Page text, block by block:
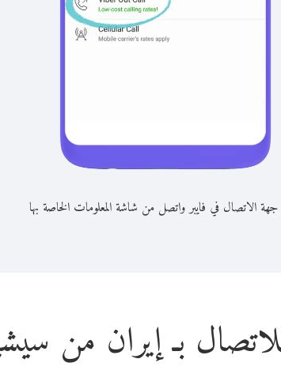
الاتصال في فايبر واتصل من شاشة المعلومات الخاصة بها
بـ إيران من